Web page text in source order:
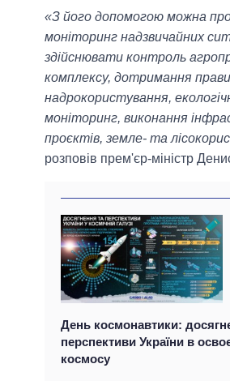
«З його допомогою можна
моніторинг надзвичайних
здійснювати контроль
комплексу, дотримання
надрокористування,
моніторинг, виконання
проєктів, земле- та
розповів прем'єр-міністр
День космонавтики:
перспективи України в
космосу